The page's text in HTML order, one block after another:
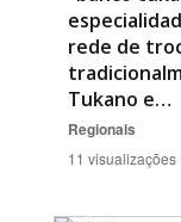
rede de
Tukano e…
Regionais
11 visualizações